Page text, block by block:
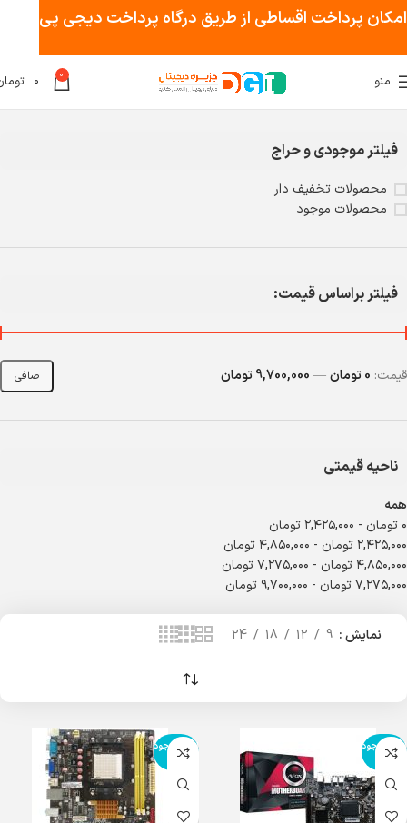
منو 0 ۰
فیلتر موجودی و حراج
محصولات تخفیف دار
محصولات موجود
فیلتر براساس قیمت:
صافی قيمت: 0 تومان — 9,700,000 تومان
ناحیه قیمتی
همه
۰ تومان - ۲,۴۲۵,۰۰۰تومان
۲,۴۲۵,۰۰۰تومان - ۴,۸۵۰,۰۰۰تومان
۴,۸۵۰,۰۰۰تومان - ۷,۲۷۵,۰۰۰تومان
۷,۲۷۵,۰۰۰تومان - ۹,۷۰۰,۰۰۰ تومان
نمایش 9
12
18
24
اتمام موجود
ی
اتمام موجود
ی
امکان پرداخت اقساطی از طریق درگاه پرداخت دیجی پی